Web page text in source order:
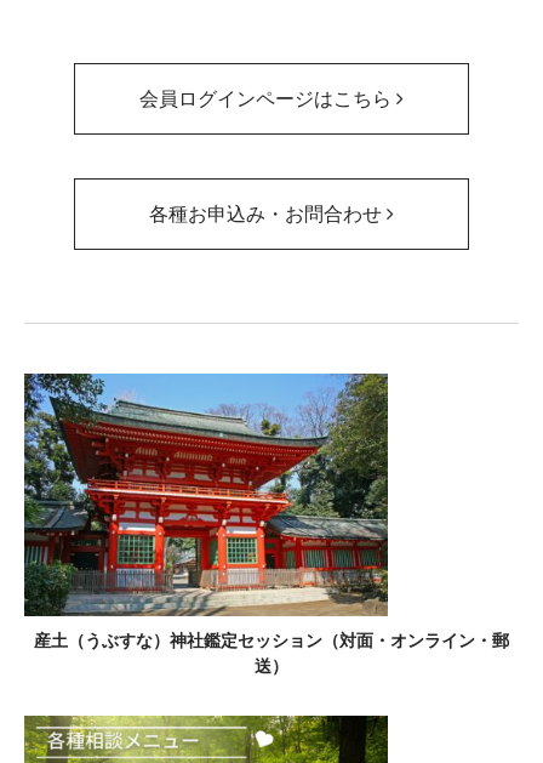
会員ログインページはこちら
各種お申込み・お問合わせ
産土（うぶすな）神社鑑定セッション（対面・オンライン・郵
送）